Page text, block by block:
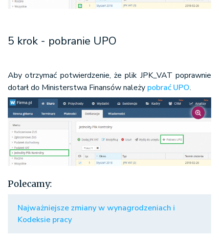
5 krok - pobranie UPO
Aby otrzymać potwierdzenie, że plik JPK_VAT poprawnie
dotarł do Ministerstwa Finansów należy pobrać UPO.
Polecamy:
Najważniejsze zmiany w wynagrodzeniach i
Kodeksie pracy